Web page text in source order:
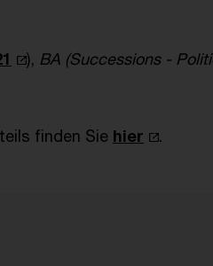
), BA (Successions -
finden Sie hier .